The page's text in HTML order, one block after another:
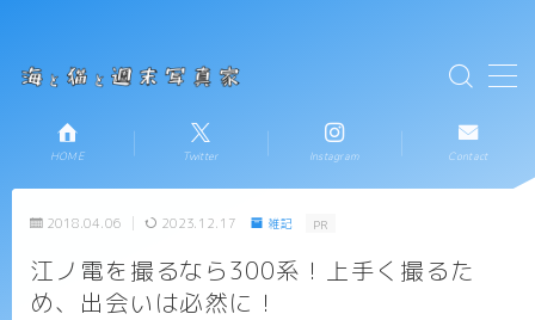
MENU
HOME
お知らせ
新着記事一覧
HOME Twitter Instagram Contact
2018.04.06 2023.12.17 雑記 PR
江ノ電を撮るなら300系！上手く撮るた
め、出会いは必然に！